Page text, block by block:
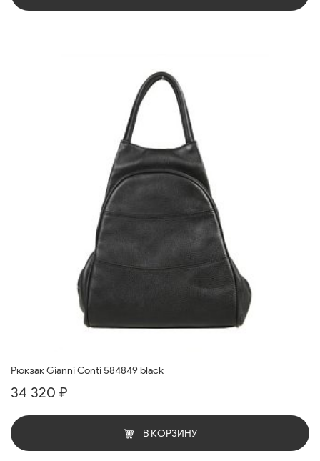
Рюкзак Gianni Conti 584849 black
34 320 ₽
В КОРЗИНУ